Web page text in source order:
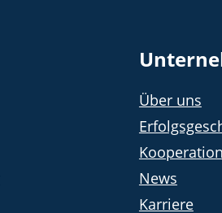
Über uns
News
Karriere